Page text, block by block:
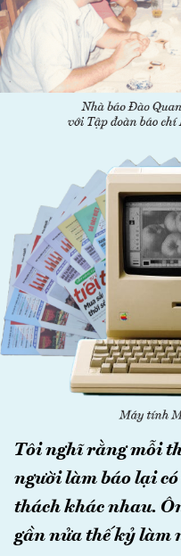
Tôi nghĩ rằng mỗi
người làm báo lại
thách khác nhau.
gần nửa thế kỷ làm